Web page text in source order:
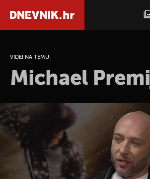
VIDEI NA TEMU:
Michael